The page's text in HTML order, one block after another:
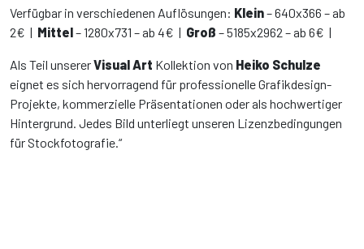
Verfügbar in verschiedenen Auflösungen: Klein– 640x366 – ab
2€ | Mittel– 1280x731 – ab 4€ | Groß – 5185x2962 – ab 6€ |
Als Teil unsererVisual Art Kollektion von Heiko Schulze
eignet es sich hervorragend für professionelle Grafikdesign-
Projekte, kommerzielle Präsentationen oder als hochwertiger
Hintergrund. Jedes Bild unterliegt unseren Lizenzbedingungen
für Stockfotografie.“